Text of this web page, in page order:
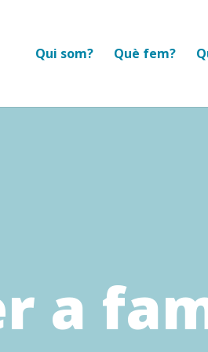
Qui som? Què fem?
a